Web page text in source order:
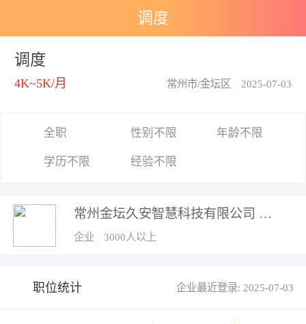
调度
调度
4K~5K/月 2025-07-03
常州市/金坛区
全职 性别不限 年龄不限
学历不限 经验不限
常州金坛久安智慧科技有限公司
企业 3000人以上
职位统计 企业最近登录: 2025-07-03